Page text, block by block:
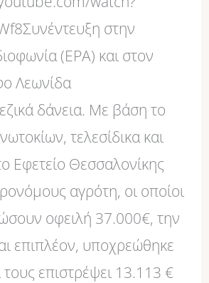
στην
(ΕΡΑ) και στον
Λεωνίδα
δάνεια. Με βάση το
τελεσίδικα και
Εφετείο Θεσσαλονίκης
αγρότη, οι οποίοι
οφειλή 37.000€, την
επιπλέον, υποχρεώθηκε
επιστρέψει 13.113 €